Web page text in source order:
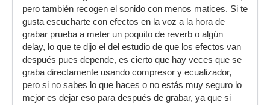
pero también recogen el sonido con menos matices. Si te
gusta escucharte con efectos en la voz a la hora de
grabar prueba a meter un poquito de reverb o algún
delay, lo que te dijo el del estudio de que los efectos van
después pues depende, es cierto que hay veces que se
graba directamente usando compresor y ecualizador,
pero si no sabes lo que haces o no estás muy seguro lo
mejor es dejar eso para después de grabar, ya que si